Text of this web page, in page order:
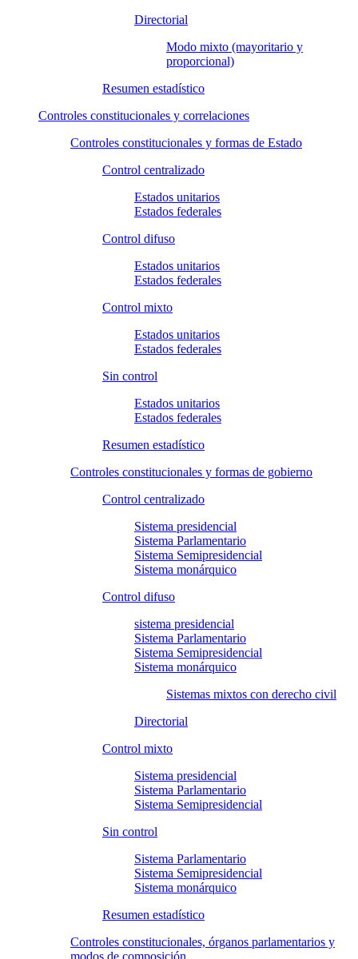
Directorial
Modo mixto (mayoritario y
proporcional)
Resumen estadístico
Controles constitucionales y correlaciones
Controles constitucionales y formas de Estado
Control centralizado
Estados unitarios
Estados federales
Control difuso
Estados unitarios
Estados federales
Control mixto
Estados unitarios
Estados federales
Sin control
Estados unitarios
Estados federales
Resumen estadístico
Controles constitucionales y formas de gobierno
Control centralizado
Sistema presidencial
Sistema Parlamentario
Sistema Semipresidencial
Sistema monárquico
Control difuso
sistema presidencial
Sistema Parlamentario
Sistema Semipresidencial
Sistema monárquico
Sistemas mixtos con derecho civil
Directorial
Control mixto
Sistema presidencial
Sistema Parlamentario
Sistema Semipresidencial
Sin control
Sistema Parlamentario
Sistema Semipresidencial
Sistema monárquico
Resumen estadístico
Controles constitucionales, órganos parlamentarios y
modos de composición